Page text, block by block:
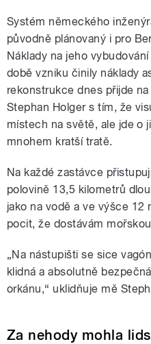
Systém německého
původně plánovaný i pro
Náklady na jeho
době vzniku činily náklady
rekonstrukce dnes přijde
Stephan Holger s tím, že
místech na světě, ale jde o
mnohem kratší tratě.
Na každé zastávce
polovině 13,5 kilometrů
jako na vodě a ve výšce 12
pocit, že dostávám
„Na nástupišti se sice
klidná a absolutně
orkánu,“ uklidňuje mě
Za nehody mohla